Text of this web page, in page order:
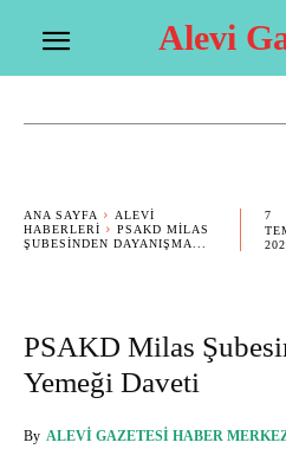
Alevi
ANA SAYFA
ALEVI
HABERLERI
PSAKD MILAS
ŞUBESINDEN DAYANIŞMA...
7
PSAKD Milas
Yemeği Daveti
By ALEVI GAZETESI HABER